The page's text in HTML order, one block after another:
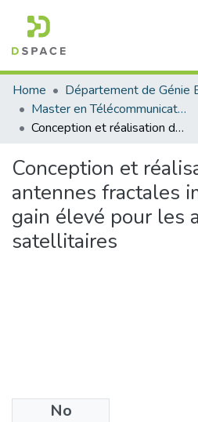
Communities & Collections
All of DSpace
Statistics
Home
Master en Télécommunication
Conception et réalisation des antennes fractales imprimées à gain élevé pour les applications satellitaires
Conception et
antennes fractales
gain élevé pour les
satellitaires
No